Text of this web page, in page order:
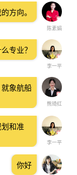
陈素娟
方向。
李一平
专业？
熊琦红
象航船
李一平
和准
你好